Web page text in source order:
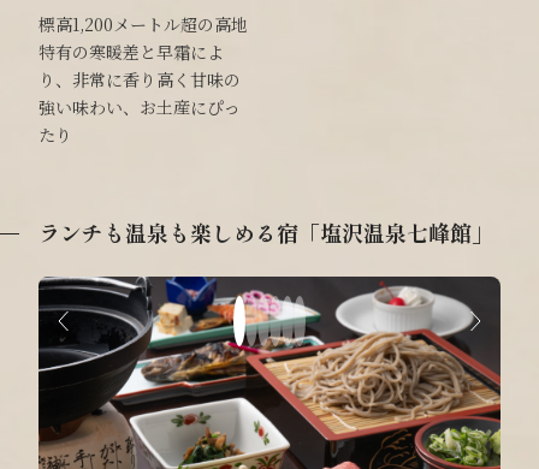
標高1,200メートル超の高地
特有の寒暖差と早霜によ
り、非常に香り高く甘味の
強い味わい、お土産にぴっ
たり
ランチも温泉も楽しめる宿「塩沢温泉七峰館」